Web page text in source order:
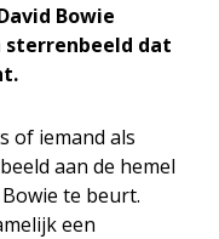
Bowie
sterrenbeeld dat
of iemand als
aan de hemel
te beurt.
een